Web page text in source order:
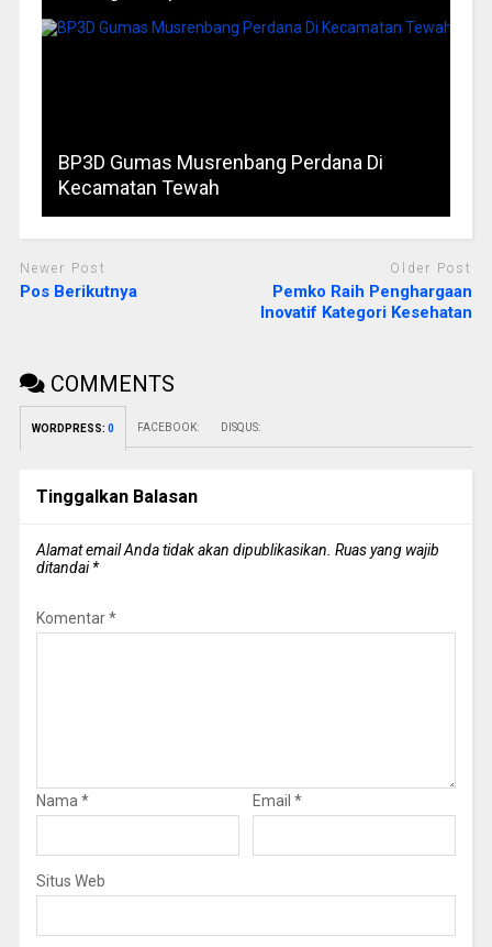
BP3D Gumas Musrenbang Perdana Di
Kecamatan Tewah
Newer Post
Pos Berikutnya
Older Post
Pemko Raih Penghargaan
Inovatif Kategori Kesehatan
COMMENTS
WORDPRESS: 0 FACEBOOK: DISQUS:
Tinggalkan Balasan
Alamat email Anda tidak akan dipublikasikan. Ruas yang wajib
ditandai*
Komentar*
Nama * Email *
Situs Web